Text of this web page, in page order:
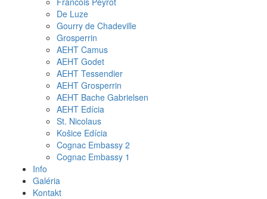
De Luze
Gourry de Chadeville
Grosperrin
AEHT Camus
AEHT Godet
AEHT Tessendier
AEHT Grosperrin
AEHT Bache Gabrielsen
AEHT Edícia
St. Nicolaus
Košice Edícia
Cognac Embassy 2
Cognac Embassy 1
Info
Galéria
Kontakt